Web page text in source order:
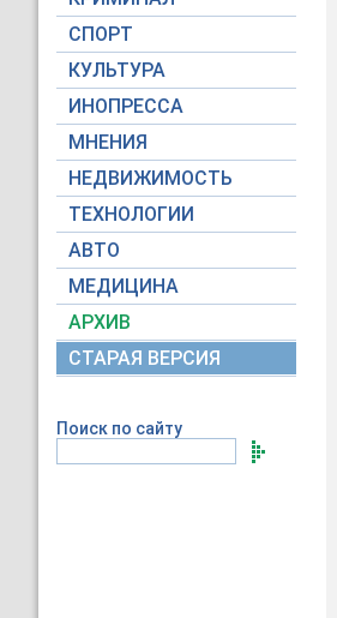
СПОРТ
КУЛЬТУРА
ИНОПРЕССА
МНЕНИЯ
НЕДВИЖИМОСТЬ
ТЕХНОЛОГИИ
АВТО
МЕДИЦИНА
АРХИВ
СТАРАЯ ВЕРСИЯ
Поиск по сайту